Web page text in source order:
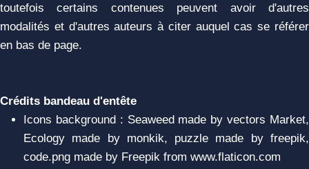
toutefois certains contenues peuvent avoir d'autres
modalités et d'autres auteurs à citer auquel cas se référer
en bas de page.
Crédits bandeau d'entête
Icons background : Seaweed made by vectors Market,
Ecology made by monkik, puzzle made by freepik,
code.png made by Freepik from www.flaticon.com